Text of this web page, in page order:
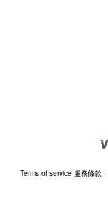
Terms of service 服務條款|